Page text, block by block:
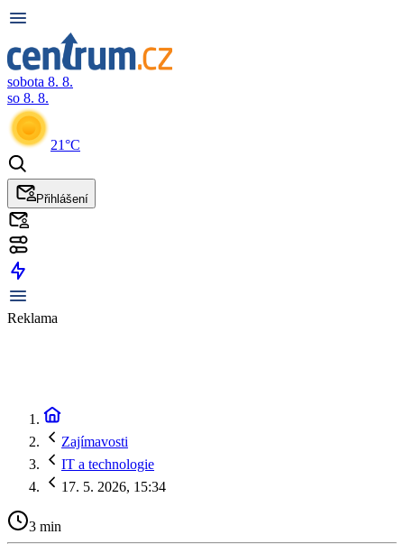
sobota 8. 8.
so 8. 8.
21°C
Přihlášení
Reklama
Zajímavosti
IT a technologie
17. 5. 2026, 15:34
3 min